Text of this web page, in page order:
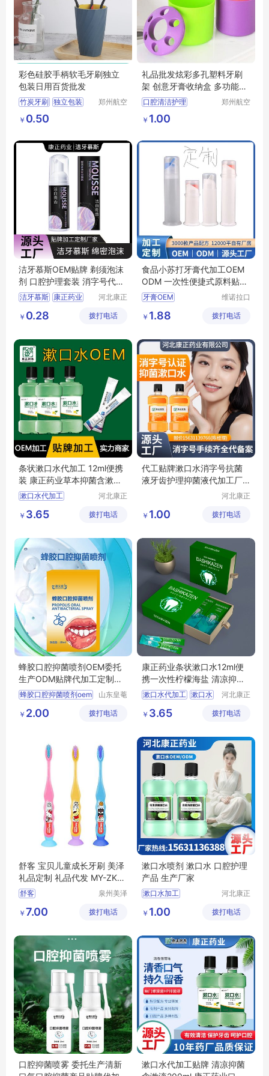
彩色硅胶手柄软毛牙刷独立
包装日用百货批发
竹炭牙刷 独立包装
两元店日用百货
牙刷软毛批发
郑州航空
￥ 0.50
礼品批发炫彩多孔塑料牙刷
架 创意牙膏收纳盒 多功能桌
面笔筒
口腔清洁护理
多功能桌面笔筒
郑州航空
￥ 1.00
洁牙慕斯OEM贴牌 剃须泡沫
剂 口腔护理套装 消字号代加
工厂 康正药业
洁牙慕斯 康正药业
洁牙慕斯贴牌
河北康正
公司
￥ 0.28 拨打电话
食品小苏打牙膏代加工OEM
ODM 一次性便捷式原料贴牌
厂家定制代工
牙膏OEM
牙膏一件代发
贴牌代工
维诺拉口
(广州)有
￥ 1.88 拨打电话
条状漱口水代加工 12ml便携
装 康正药业草本抑菌含漱液o
em贴牌
漱口水代加工
康正药业
漱口水
河北康正
公司
￥ 3.65 拨打电话
代工贴牌漱口水消字号抗菌
液牙齿护理抑菌液代加工厂
河北康正
公司
￥ 1.00 拨打电话
蜂胶口腔抑菌喷剂OEM委托
生产ODM贴牌代加工定制出
口外贸清洁喷剂
蜂胶口腔抑菌喷剂oem
清洁喷剂贴牌加工
山东皇菴
限公司
￥ 2.00 拨打电话
康正药业条状漱口水12ml便
携一次性柠檬海盐 清凉抑菌
含漱液OEM
漱口水代加工 漱口水
清凉抑菌含漱液
河北康正
公司
￥ 3.65 拨打电话
舒客 宝贝儿童成长牙刷 美泽
礼品定制 礼品代发 MY-ZKY
C-L5-11
舒客
美泽 礼品代发
泉州美泽
公司
￥ 7.00 拨打电话
漱口水喷剂 漱口水 口腔护理
产品 生产厂家
漱口水加工
喷剂生产厂家
河北康正
公司
￥ 1.00 拨打电话
口腔抑菌喷雾 委托生产清新
漱口水代加工贴牌 清凉抑菌